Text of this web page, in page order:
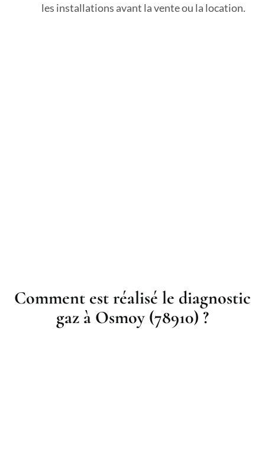
les installations avant la vente ou la location.
Comment est réalisé le diagnostic
gaz à Osmoy (78910) ?